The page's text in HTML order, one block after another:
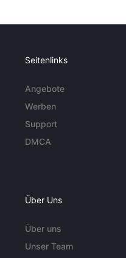
Seitenlinks
Angebote
Werben
Support
DMCA
Über Uns
Über uns
Unser Team